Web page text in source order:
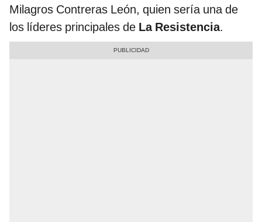
Milagros Contreras León, quien sería una de
los líderes principales de La Resistencia.